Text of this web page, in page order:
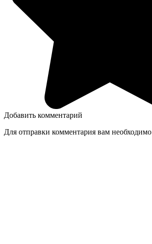
Добавить комментарий
Для отправки комментария вам необходимо